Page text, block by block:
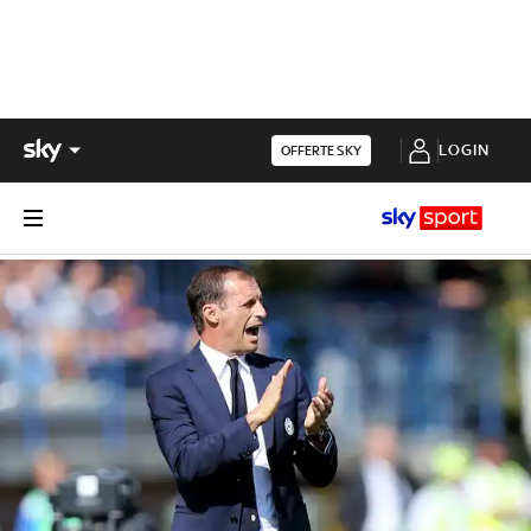
OFFERTE SKY LOGIN